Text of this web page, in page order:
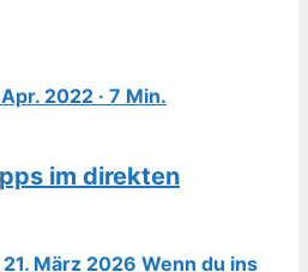
2022 · 7 Min.
im direkten
März 2026 Wenn du ins